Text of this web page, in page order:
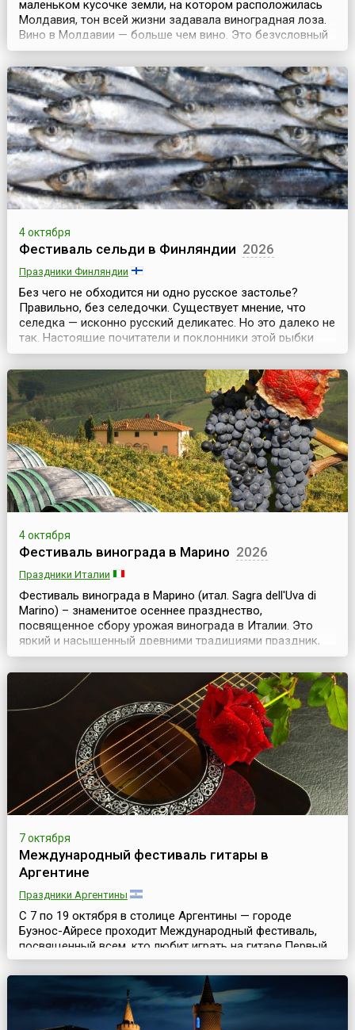
маленьком кусочке земли, на котором расположилась
Молдавия, тон всей жизни задавала виноградная лоза.
Вино в Молдавии — больше чем вино. Это безусловный
символ республики, которая на карте и в самом деле
напоминает виноградную гроздь.Виноделие у молдаван
— в генах. В каждом дворе — винзавод, и каждый
молдаванин — гурман.Как признание значимост...
4 октября
Фестиваль сельди в Финляндии 2026
Праздники Финляндии
Без чего не обходится ни одно русское застолье?
Правильно, без селедочки. Существует мнение, что
селедка — исконно русский деликатес. Но это далеко не
так. Настоящие почитатели и поклонники этой рыбки
живут в Финляндии. Каждый год, в первых числах
октября именно в Хельсинки съезжаются все
почитатели финского деликатеса — селедки, на
ежегодную Ярмарку сельди (фин. Stadin Silakkamarkkinat),
кото...
4 октября
Фестиваль винограда в Марино 2026
Праздники Италии
Фестиваль винограда в Марино (итал. Sagra dell'Uva di
Marino) – знаменитое осеннее празднество,
посвященное сбору урожая винограда в Италии. Это
яркий и насыщенный древними традициями праздник,
один из старейших подобных праздников урожая в
стране, совмещенный с дегустацией местных вин и
лучших сортов винограда. Марино – старинный город,
недалеко от Рима. Раньше здесь располагался летний
7 октября
Международный фестиваль гитары в
Аргентине
Праздники Аргентины
С 7 по 19 октября в столице Аргентины — городе
Буэнос-Айресе проходит Международный фестиваль,
посвященный всем, кто любит играть на гитаре.Первый
фестиваль прошел в 1995 году, и с тех пор более 200
тысяч любителей гитары посетили это впечатляющее
событие. Фестиваль стал постепенно одним из самых
престижных событий подобного рода в мире. Сотни
талантливых исполнителей — это в основном жите...